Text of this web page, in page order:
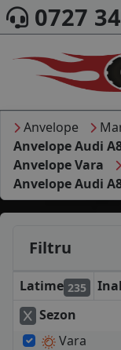
0727
Anvelope
Anvelope Audi
Anvelope Vara
Anvelope Audi
Filtru
Latime 235
Sezon
Vara